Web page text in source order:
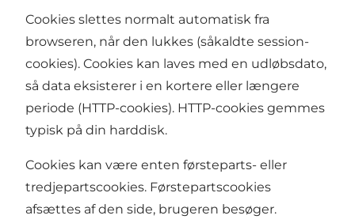
Cookies slettes normalt automatisk fra
browseren, når den lukkes (såkaldte session-
cookies). Cookies kan laves med en udløbsdato,
så data eksisterer i en kortere eller længere
periode (HTTP-cookies). HTTP-cookies gemmes
typisk på din harddisk.
Cookies kan være enten førsteparts- eller
tredjepartscookies. Førstepartscookies
afsættes af den side, brugeren besøger.